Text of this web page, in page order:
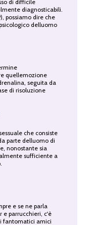
di difficile
diagnosticabili.
possiamo dire che
delluomo
quellemozione
seguita da
di risoluzione
che consiste
parte delluomo di
nonostante sia
sufficiente a
e se ne parla
e parrucchieri, c'è
fantomatici amici